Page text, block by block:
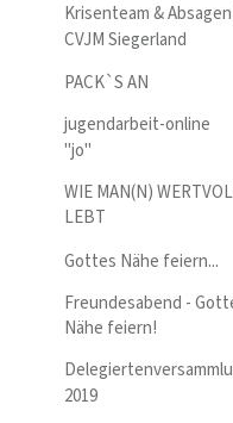
Krisenteam &
CVJM Siegerland
PACK`S AN
jugendarbeit-online
"jo"
WIE MAN(N)
LEBT
Gottes Nähe feiern...
Freundesabend -
Nähe feiern!
2019